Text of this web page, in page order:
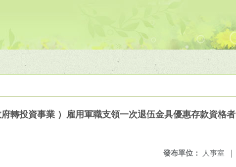
轉投資事業 ）雇用軍職支領一次退伍金具優惠存款資格者
發布單位： 人事室 |